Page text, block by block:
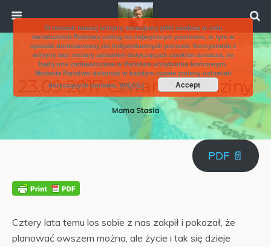
25 Września 2017 • No Comments
23.09.2017 Czwarte Urodziny
Mama Stasia
PDF 📄
Cztery lata temu los sobie z nas zakpił i pokazał, że
planować owszem można, ale życie i tak się dzieje
W ramach naszej witryny stosujemy pliki cookies w celu
świadczenia Państwu usług na najwyższym poziomie, w tym w
sposób dostosowany do indywidualnych potrzeb. Korzystanie z
witryny bez zmiany ustawień dotyczących cookies oznacza, że
będą one zamieszczane w Państwa urządzeniu końcowym.
Możecie Państwo dokonać w każdym czasie zmiany ustawień
dotyczących cookies. WIĘCEJ Accept